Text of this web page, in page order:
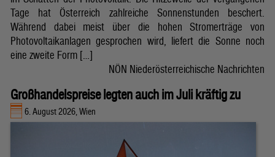
Tage hat Österreich zahlreiche Sonnenstunden beschert.
Während dabei meist über die hohen Stromerträge von
Photovoltaikanlagen gesprochen wird, liefert die Sonne noch
eine zweite Form […]
NÖN Niederösterreichische Nachrichten
Großhandelspreise legten auch im Juli kräftig zu
6. August 2026, Wien